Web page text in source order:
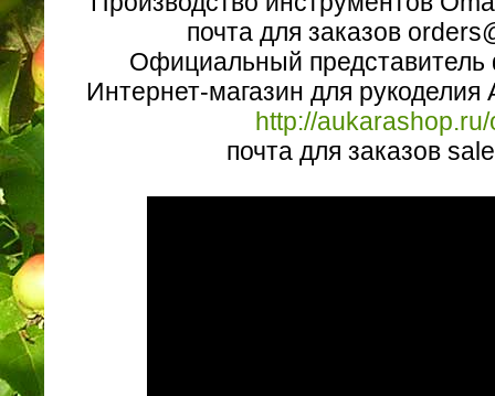
почта для заказов
Официальный
Интернет-магазин для
http://
почта для заказов